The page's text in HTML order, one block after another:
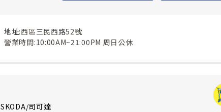
地址:西區三民西路52號
營業時間:10:00AM~21:00PM 周日公休
SKODA/司可達